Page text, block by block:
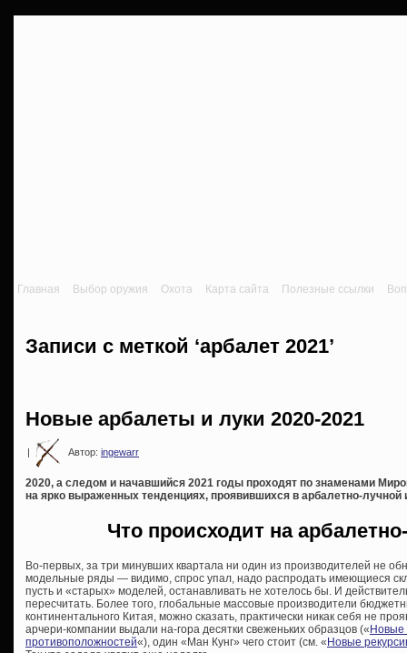
Главная Выбор оружия Охота Карта сайта Полезные ссылки
Записи с меткой ‘арбалет 2021’
Новые арбалеты и луки 2020-2021
| Автор: ingewarr
2020, а следом и начавшийся 2021 годы проходят по знаменами
на ярко выраженных тенденциях, проявившихся в арбалетно-лучной
Что происходит на
Во-первых, за три минувших квартала ни один из производителей не
модельные ряды — видимо, спрос упал, надо распродать имеющиеся
пусть и «старых» моделей, останавливать не хотелось бы. И
пересчитать. Более того, глобальные массовые производители
континентального Китая, можно сказать, практически никак себя не
арчери-компании выдали на-гора десятки свеженьких образцов («Новые
противоположностей«), один «Ман Кунг» чего стоит (см. «Новые